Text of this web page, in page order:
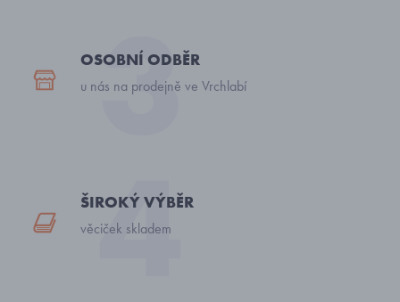
OSOBNÍ ODBĚR
u nás na prodejně ve Vrchlabí
ŠIROKÝ VÝBĚR
věciček skladem